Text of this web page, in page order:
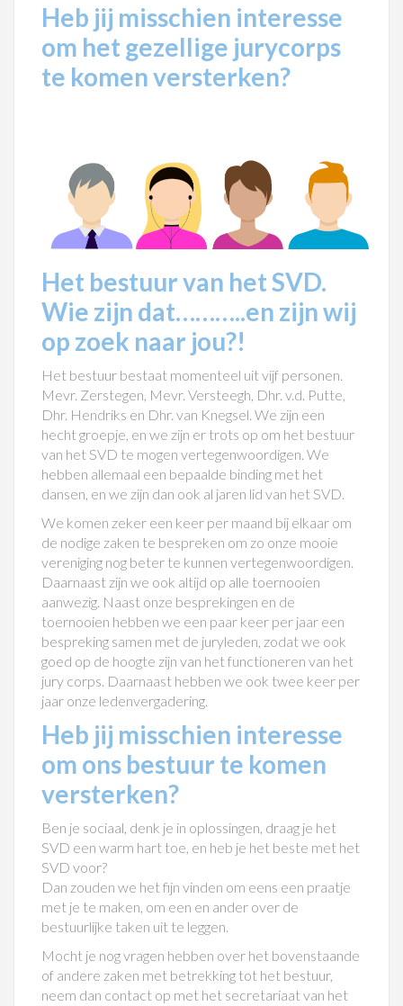
Heb jij misschien interesse
om het gezellige jurycorps
te komen versterken?
Het bestuur van het SVD.
Wie zijn dat………..en zijn wij
op zoek naar jou?!
Het bestuur bestaat momenteel uit vijf personen.
Mevr. Zerstegen, Mevr. Versteegh, Dhr. v.d. Putte,
Dhr. Hendriks en Dhr. van Knegsel. We zijn een
hecht groepje, en we zijn er trots op om het bestuur
van het SVD te mogen vertegenwoordigen. We
hebben allemaal een bepaalde binding met het
dansen, en we zijn dan ook al jaren lid van het SVD.
We komen zeker een keer per maand bij elkaar om
de nodige zaken te bespreken om zo onze mooie
vereniging nog beter te kunnen vertegenwoordigen.
Daarnaast zijn we ook altijd op alle toernooien
aanwezig. Naast onze besprekingen en de
toernooien hebben we een paar keer per jaar een
bespreking samen met de juryleden, zodat we ook
goed op de hoogte zijn van het functioneren van het
jury corps. Daarnaast hebben we ook twee keer per
jaar onze ledenvergadering.
Heb jij misschien interesse
om ons bestuur te komen
versterken?
Ben je sociaal, denk je in oplossingen, draag je het
SVD een warm hart toe, en heb je het beste met het
SVD voor?
Dan zouden we het fijn vinden om eens een praatje
met je te maken, om een en ander over de
bestuurlijke taken uit te leggen.
Mocht je nog vragen hebben over het bovenstaande
of andere zaken met betrekking tot het bestuur,
neem dan contact op met het secretariaat van het